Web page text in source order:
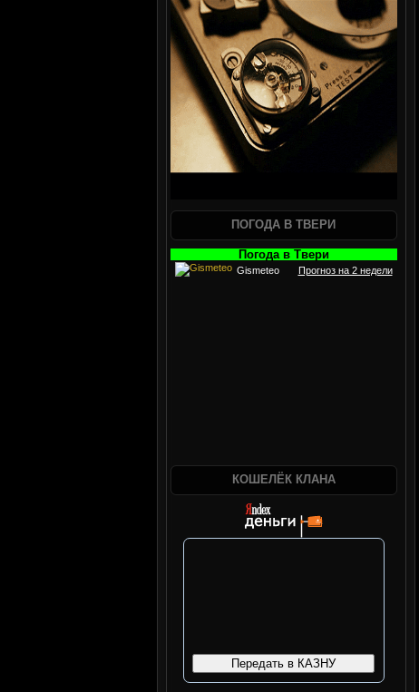
ПОГОДА В ТВЕРИ
Погода в Твери
Gismeteo Прогноз на 2 недели
КОШЕЛЁК КЛАНА